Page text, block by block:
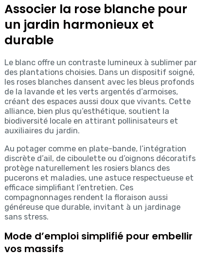
Associer la rose blanche pour
un jardin harmonieux et
durable
Le blanc offre un contraste lumineux à sublimer par
des plantations choisies. Dans un dispositif soigné,
les roses blanches dansent avec les bleus profonds
de la lavande et les verts argentés d’armoises,
créant des espaces aussi doux que vivants. Cette
alliance, bien plus qu’esthétique, soutient la
biodiversité locale en attirant pollinisateurs et
auxiliaires du jardin.
Au potager comme en plate-bande, l’intégration
discrète d’ail, de ciboulette ou d’oignons décoratifs
protège naturellement les rosiers blancs des
pucerons et maladies, une astuce respectueuse et
efficace simplifiant l’entretien. Ces
compagnonnages rendent la floraison aussi
généreuse que durable, invitant à un jardinage
sans stress.
Mode d’emploi simplifié pour embellir
vos massifs